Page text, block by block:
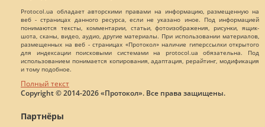
Protocol.ua обладает авторскими правами на информацию, размещенную на
веб - страницах данного ресурса, если не указано иное. Под информацией
понимаются тексты, комментарии, статьи, фотоизображения, рисунки, ящик-
шота, сканы, видео, аудио, другие материалы. При использовании материалов,
размещенных на веб - страницах «Протокол» наличие гиперссылки открытого
для индексации поисковыми системами на protocol.ua обязательна. Под
использованием понимается копирования, адаптация, рерайтинг, модификация
и тому подобное.
Полный текст
Copyright © 2014-2026 «Протокол». Все права защищены.
Партнёры